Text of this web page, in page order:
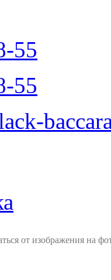
55
55
от изображения на